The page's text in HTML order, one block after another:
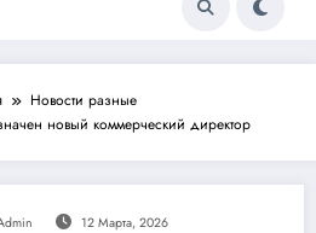
Новости разные
новый коммерческий директор
12 Марта, 2026